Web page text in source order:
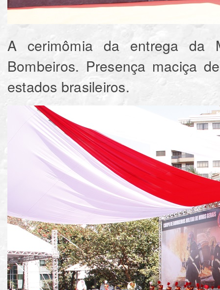
A cerimômia da entrega da
Bombeiros. Presença maciça
estados brasileiros.